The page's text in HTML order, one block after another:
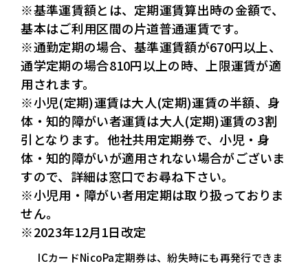
※基準運賃額とは、定期運賃算出時の金額で、
基本はご利用区間の片道普通運賃です。
※通勤定期の場合、基準運賃額が670円以上、
通学定期の場合810円以上の時、上限運賃が適
用されます。
※小児(定期)運賃は大人(定期)運賃の半額、身
体・知的障がい者運賃は大人(定期)運賃の3割
引となります。他社共用定期券で、小児・身
体・知的障がいが適用されない場合がございま
すので、詳細は窓口でお尋ね下さい。
※小児用・障がい者用定期は取り扱っておりま
せん。
※2023年12月1日改定
ICカードNicoPa定期券は、紛失時にも再発行できま